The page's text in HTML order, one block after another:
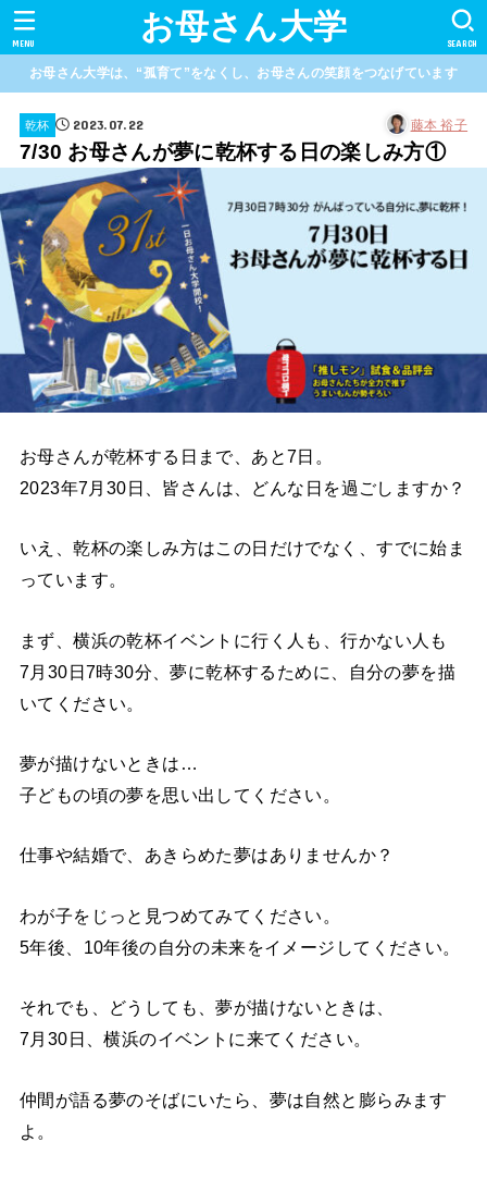
お母さん大学 SEARCH
MENU
お母さん大学は、“孤育て”をなくし、お母さんの笑顔をつなげています
乾杯 2023.07.22 藤本 裕子
7/30 お母さんが夢に乾杯する日の楽しみ方①
お母さんが乾杯する日まで、あと7日。
2023年7月30日、皆さんは、どんな日を過ごしますか？
いえ、乾杯の楽しみ方はこの日だけでなく、すでに始ま
っています。
まず、横浜の乾杯イベントに行く人も、行かない人も
7月30日7時30分、夢に乾杯するために、自分の夢を描
いてください。
夢が描けないときは…
子どもの頃の夢を思い出してください。
仕事や結婚で、あきらめた夢はありませんか？
わが子をじっと見つめてみてください。
5年後、10年後の自分の未来をイメージしてください。
それでも、どうしても、夢が描けないときは、
7月30日、横浜のイベントに来てください。
仲間が語る夢のそばにいたら、夢は自然と膨らみます
よ。